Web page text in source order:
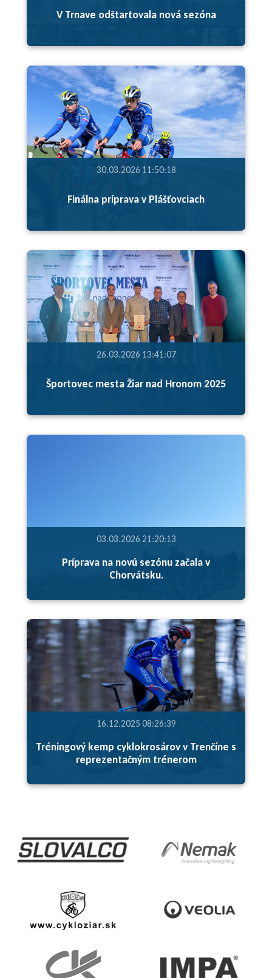
V Trnave odštartovala nová sezóna
30.03.2026 11:50:18
Finálna príprava v Plášťovciach
26.03.2026 13:41:07
Športovec mesta Žiar nad Hronom 2025
03.03.2026 21:20:13
Príprava na novú sezónu začala v
Chorvátsku.
16.12.2025 08:26:39
Tréningový kemp cyklokrosárov v Trenčíne s
reprezentačným trénerom